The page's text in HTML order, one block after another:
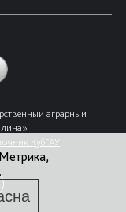
аграрный
КубГАУ